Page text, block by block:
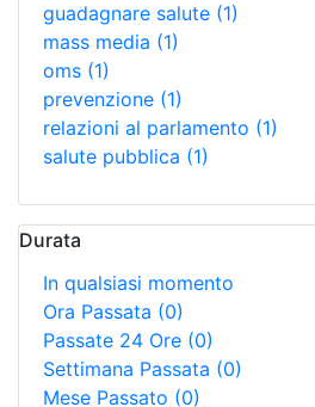
guadagnare salute (1)
mass media (1)
oms (1)
prevenzione (1)
relazioni al parlamento (1)
salute pubblica (1)
Durata
In qualsiasi momento
Ora Passata (0)
Passate 24 Ore (0)
Settimana Passata (0)
Mese Passato (0)